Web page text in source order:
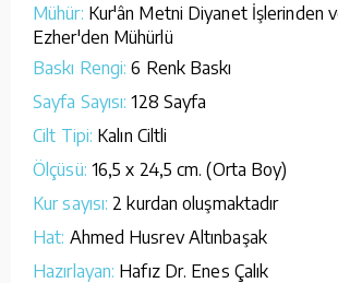
Mühür: Kur'ân Metni Diyanet İşlerinden
Ezher'den Mühürlü
Baskı Rengi: 6 Renk Baskı
Sayfa Sayısı: 128 Sayfa
Cilt Tipi: Kalın Ciltli
Ölçüsü: 16,5 x 24,5 cm. (Orta Boy)
Kur sayısı: 2 kurdan oluşmaktadır
Hat: Ahmed Husrev Altınbaşak
Hazırlayan: Hafız Dr. Enes Çalık